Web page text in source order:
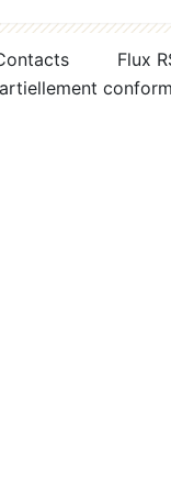
Flux